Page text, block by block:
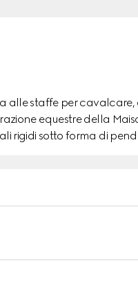
alle staffe per
equestre della
rigidi sotto forma di